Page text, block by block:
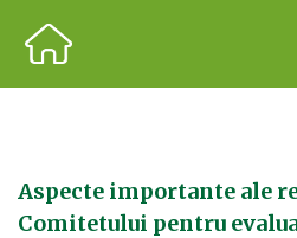
Aspecte importante ale
Comitetului pentru